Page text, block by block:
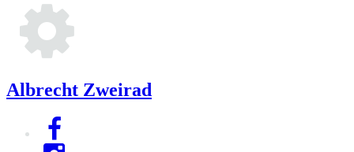
Albrecht Zweirad